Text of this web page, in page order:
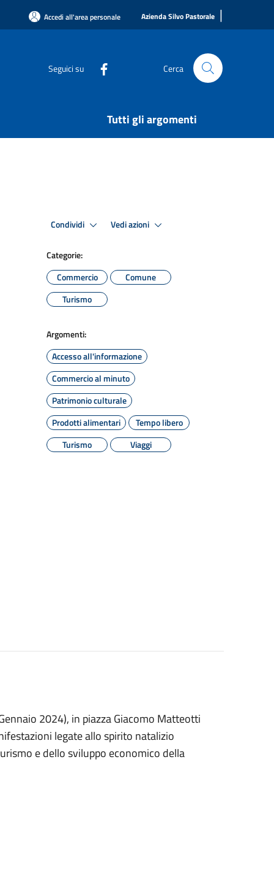
Accedi all'area personale Azienda Silvo Pastorale |
Seguici su Cerca
Tutti gli argomenti
Condividi Vedi azioni
Categorie:
Commercio
Comune
Turismo
Argomenti:
Accesso all'informazione
Commercio al minuto
Patrimonio culturale
Prodotti alimentari
Tempo libero
Turismo
Viaggi
2024), in piazza Giacomo Matteotti
legate allo spirito natalizio
e dello sviluppo economico della